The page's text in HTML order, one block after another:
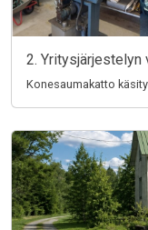
2. Yritysjärjestelyn
Konesaumakatto